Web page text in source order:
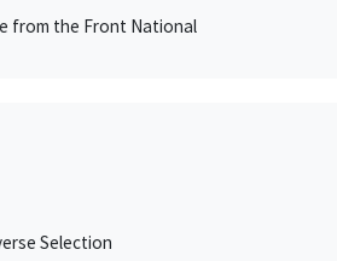
from the Front National
Selection